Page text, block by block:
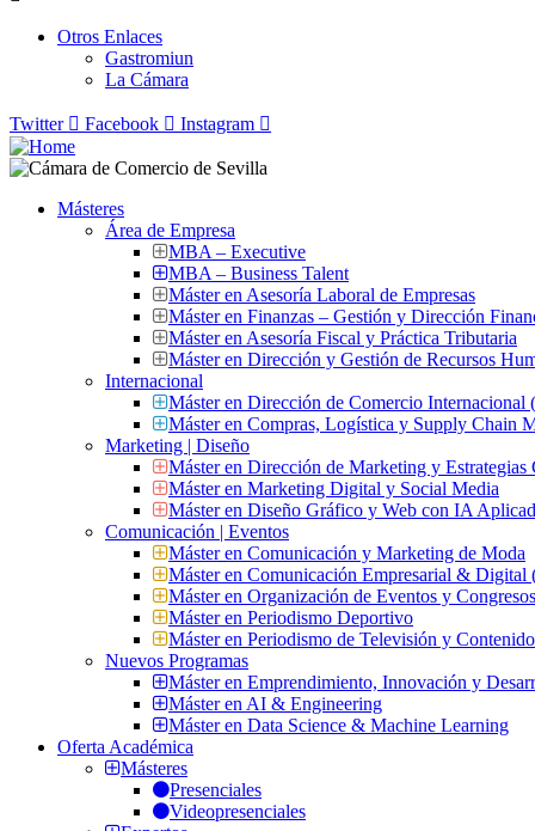
Otros Enlaces
Gastromiun
La Cámara
Twitter Facebook Instagram
Másteres
Área de Empresa
MBA – Executive
MBA – Business Talent
Máster en Asesoría Laboral de Empresas
Máster en Finanzas – Gestión y Dirección
Máster en Asesoría Fiscal y Práctica Tributaria
Máster en Dirección y Gestión de Recursos
Internacional
Máster en Dirección de Comercio
Máster en Compras, Logística y Supply Chain
Marketing | Diseño
Máster en Dirección de Marketing y Estrategias
Máster en Marketing Digital y Social Media
Máster en Diseño Gráfico y Web con IA
Comunicación | Eventos
Máster en Comunicación y Marketing de Moda
Máster en Comunicación Empresarial &
Máster en Organización de Eventos y
Máster en Periodismo Deportivo
Máster en Periodismo de Televisión y
Nuevos Programas
Máster en Emprendimiento, Innovación y
Máster en AI & Engineering
Máster en Data Science & Machine Learning
Oferta Académica
Másteres
Presenciales
Videopresenciales